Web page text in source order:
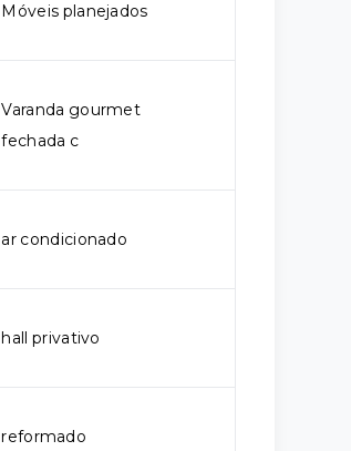
Móveis planejados
Varanda gourmet
fechada c
ar condicionado
hall privativo
reformado